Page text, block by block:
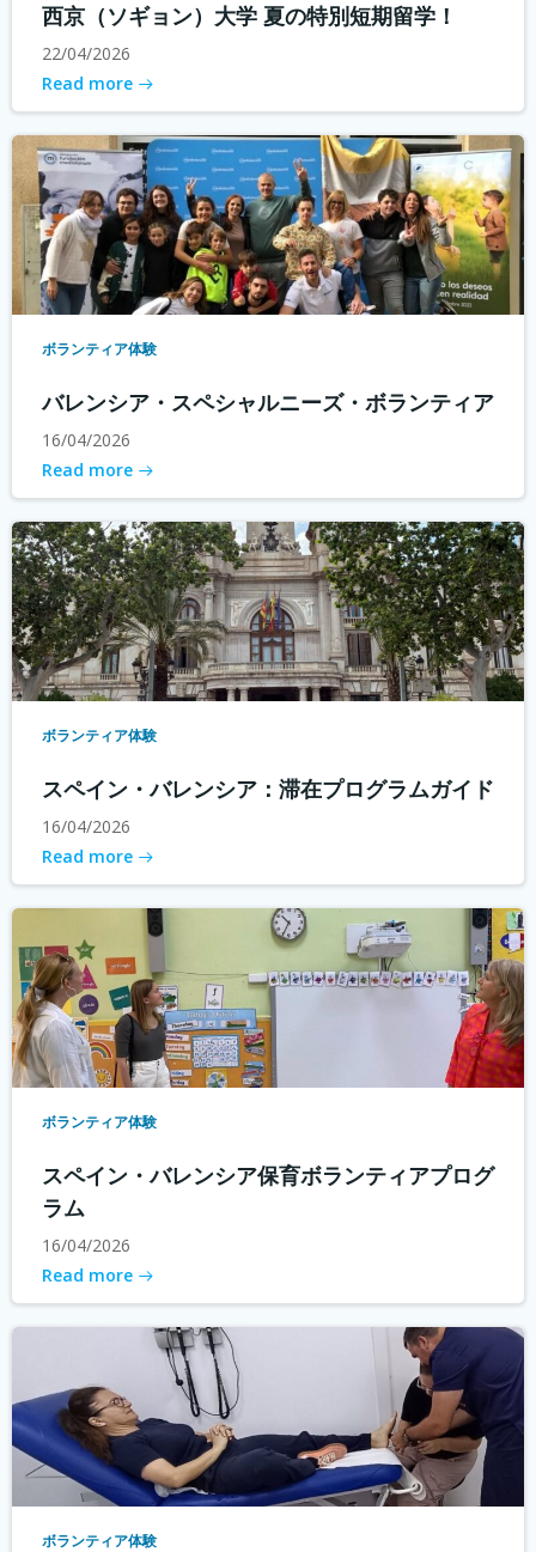
西京（ソギョン）大学 夏の特別短期留学！
22/04/2026
Read more
ボランティア体験
バレンシア・スペシャルニーズ・ボランティア
16/04/2026
Read more
ボランティア体験
スペイン・バレンシア：滞在プログラムガイド
16/04/2026
Read more
ボランティア体験
スペイン・バレンシア保育ボランティアプログ
ラム
16/04/2026
Read more
ボランティア体験